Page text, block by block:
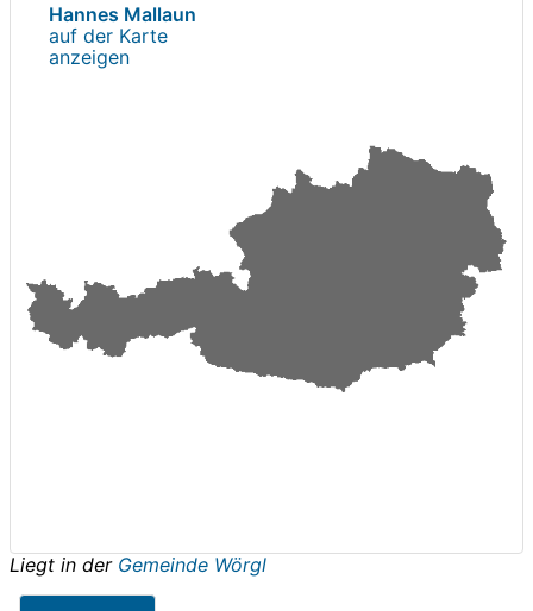
Hannes Mallaun
auf der Karte
anzeigen
Liegt in der Gemeinde Wörgl